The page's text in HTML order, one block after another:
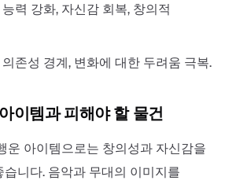
력 강화, 자신감 회복, 창의적
존성 경계, 변화에 대한 두려움 극복.
이템과 피해야 할 물건
운 아이템으로는 창의성과 자신감을
니다. 음악과 무대의 이미지를